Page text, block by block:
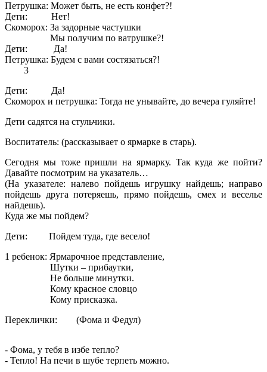
Петрушка: Может быть, не есть конфет?!
Дети: Нет!
Скоморох: За задорные частушки
Мы получим по ватрушке?!
Дети: Да!
Петрушка: Будем с вами состязаться?!
3
Дети: Да!
Скоморох и петрушка: Тогда не унывайте, до вечера гуляйте!
Дети садятся на стульчики.
Воспитатель: (рассказывает о ярмарке в старь).
Сегодня мы тоже пришли на ярмарку. Так куда же пойти?
Давайте посмотрим на указатель…
(На указателе: налево пойдешь игрушку найдешь; направо
пойдешь друга потеряешь, прямо пойдешь, смех и веселье
найдешь).
Куда же мы пойдем?
Дети: Пойдем туда, где весело!
1 ребенок: Ярмарочное представление,
Шутки – прибаутки,
Не больше минутки.
Кому красное словцо
Кому присказка.
Переклички: (Фома и Федул)
- Фома, у тебя в избе тепло?
- Тепло! На печи в шубе терпеть можно.